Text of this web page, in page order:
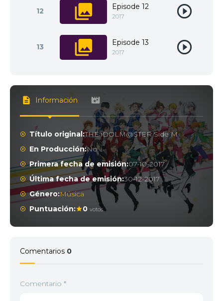
12 Episode 12
2017
13 Episode 13
2017
Información
Título original:THE iDOLM@STER Side M
En Producción:No
Primera fecha de emisión:07-10-2017
Última fecha de emisión:30-12-2017
Género:Música
Puntuación:
0 votos
Comentarios 0
Comentario *